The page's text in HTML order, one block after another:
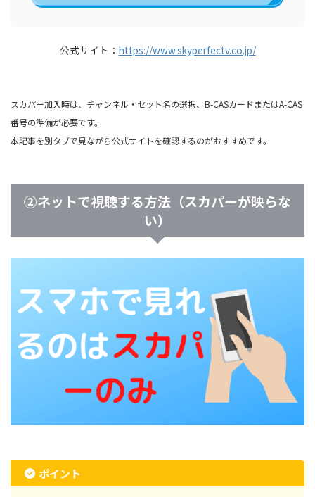
公式サイト： https://www.skyperfectv.co.jp/
スカパー加入時は、チャンネル・セット名の選択、B-CASカードまたはA-CAS
番号の準備が必要です。
本記事を別タブで見ながら公式サイトを確認するのがおすすめです。
②ネットで視聴する方法（スカパーが映らな
い）
ポイント